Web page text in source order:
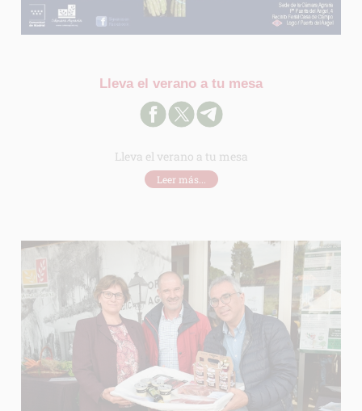
Lleva el verano a tu mesa
Lleva el verano a tu mesa
Leer más...